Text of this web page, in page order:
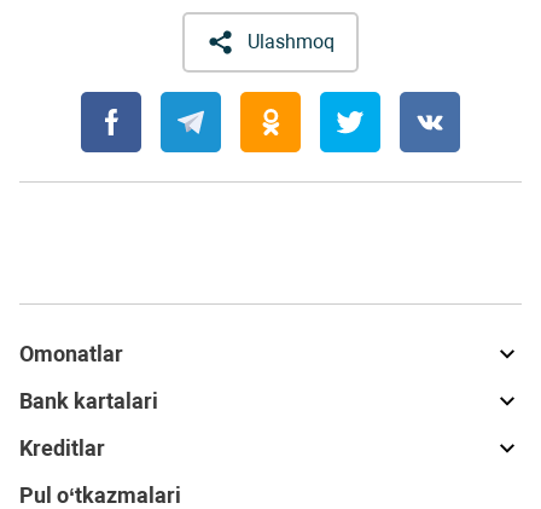
Ulashmoq
Omonatlar
Bank kartalari
Kreditlar
Pul o‘tkazmalari